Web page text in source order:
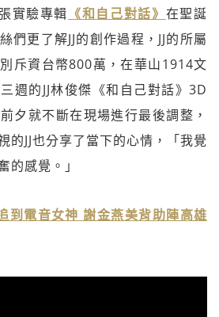
實驗專輯 《和自己對話》 在聖誕
們更了解JJ的創作過程，JJ的所屬
斥資台幣800萬，在華山1914文
週的JJ林俊傑《和自己對話》3D
夕就不斷在現場進行最後調整，
的JJ也分享了當下的心情，「我覺
的感覺。」
到電音女神 謝金燕美背助陣高雄